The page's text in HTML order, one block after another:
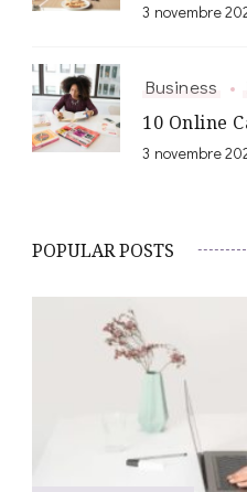
3 novembre
Business
10 Online
3 novembre
POPULAR POSTS